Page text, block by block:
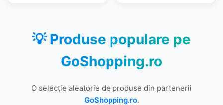
💡 Produse populare pe
GoShopping.ro
O selecție aleatorie de produse din partenerii
GoShopping.ro.